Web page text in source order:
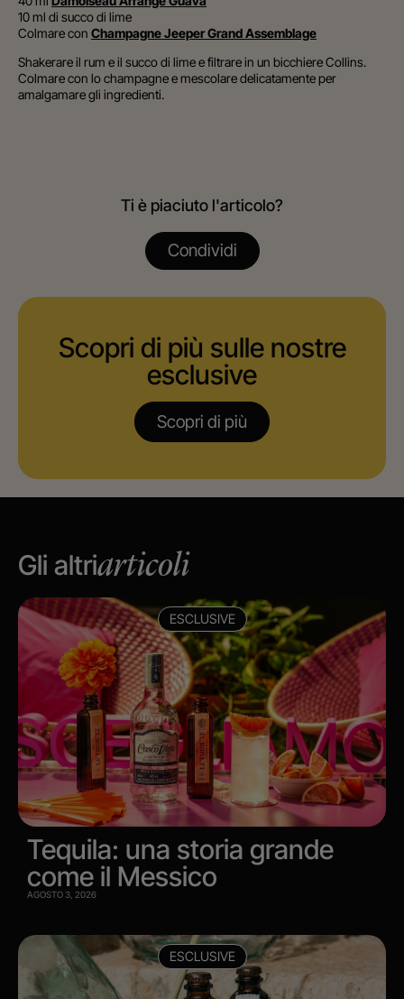
10 ml di succo di lime
Colmare con Champagne Jeeper Grand Assemblage
Shakerare il rum e il succo di lime e filtrare in un bicchiere Collins.
Colmare con lo champagne e mescolare delicatamente per
amalgamare gli ingredienti.
Ti è piaciuto l'articolo?
Condividi
Scopri di più sulle nostre
esclusive
Scopri di più
Gli altriarticoli
ESCLUSIVE
Tequila: una storia grande
come il Messico
AGOSTO 3, 2026
ESCLUSIVE